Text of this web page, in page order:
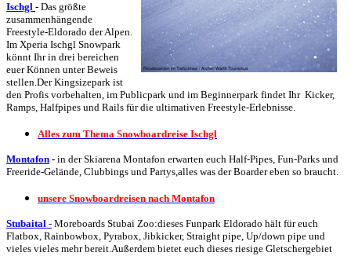
Ischgl - Das größte
zusammenhängende
Freestyle-Eldorado der Alpen.
Im Xperia Ischgl Snowpark
könnt Ihr in drei bereichen
euer Können unter Beweis
stellen.Der Kingsizepark ist
den Profis vorbehalten, im Publicpark und im Beginnerpark findet Ihr Kicker,
Ramps, Halfpipes und Rails für die ultimativen Freestyle-Erlebnisse.
Alles zum Thema Snowboardreise Ischgl
Montafon - in der Skiarena Montafon erwarten euch Half-Pipes, Fun-Parks und
Freeride-Gelände, Clubbings und Partys,alles was der Boarder eben so braucht.
unsere Snowboardreisen nach Montafon
Stubaital - Moreboards Stubai Zoo:dieses Funpark Eldorado hält für euch
Flatbox, Rainbowbox, Pyrabox, Jibkicker, Straight pipe, Up/down pipe und
vieles vieles mehr bereit.Außerdem bietet euch dieses riesige Gletschergebiet